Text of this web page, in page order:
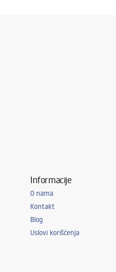
Informacije
O nama
Kontakt
Blog
Uslovi korišćenja